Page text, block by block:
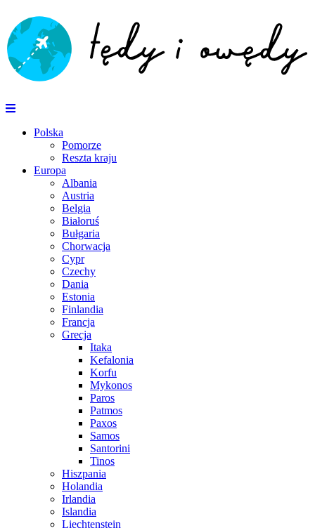
Polska
Pomorze
Reszta kraju
Europa
Albania
Austria
Belgia
Białoruś
Bułgaria
Chorwacja
Cypr
Czechy
Dania
Estonia
Finlandia
Francja
Grecja
Itaka
Kefalonia
Korfu
Mykonos
Paros
Patmos
Paxos
Samos
Santorini
Tinos
Hiszpania
Holandia
Irlandia
Islandia
Liechtenstein